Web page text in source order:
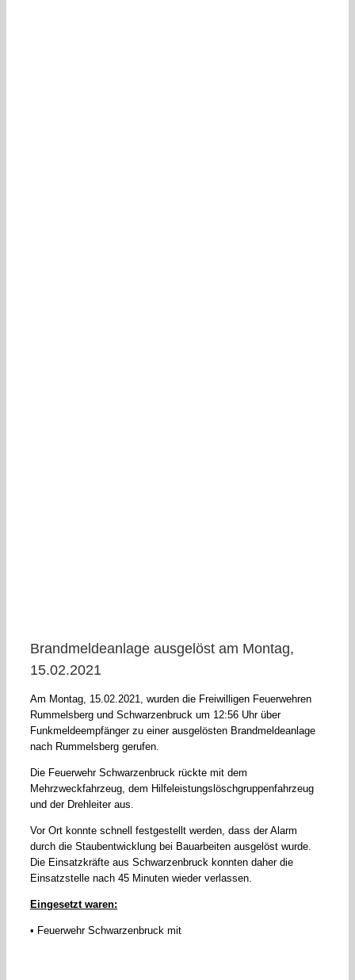
Brandmeldeanlage ausgelöst am Montag,
15.02.2021
Am Montag, 15.02.2021, wurden die Freiwilligen Feuerwehren
Rummelsberg und Schwarzenbruck um 12:56 Uhr über
Funkmeldeempfänger zu einer ausgelösten Brandmeldeanlage
nach Rummelsberg gerufen.
Die Feuerwehr Schwarzenbruck rückte mit dem
Mehrzweckfahrzeug, dem Hilfeleistungslöschgruppenfahrzeug
und der Drehleiter aus.
Vor Ort konnte schnell festgestellt werden, dass der Alarm
durch die Staubentwicklung bei Bauarbeiten ausgelöst wurde.
Die Einsatzkräfte aus Schwarzenbruck konnten daher die
Einsatzstelle nach 45 Minuten wieder verlassen.
Eingesetzt waren:
• Feuerwehr Schwarzenbruck mit